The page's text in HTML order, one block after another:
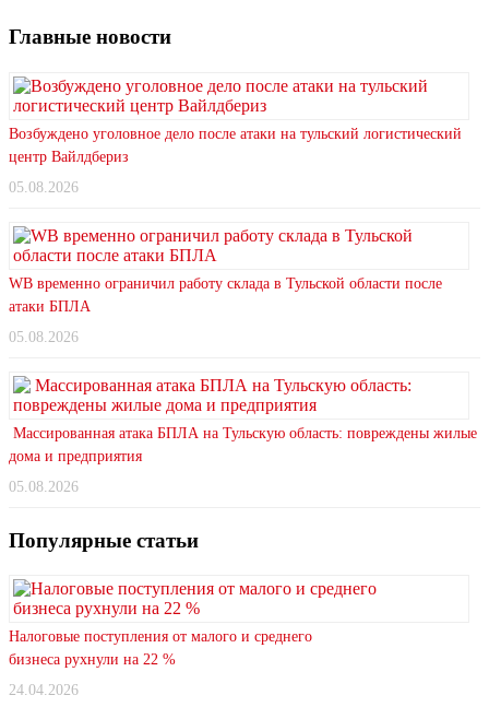
Главные новости
Возбуждено уголовное дело после атаки на тульский логистический
центр Вайлдбериз
05.08.2026
WB временно ограничил работу склада в Тульской области после
атаки БПЛА
05.08.2026
Массированная атака БПЛА на Тульскую область: повреждены жилые
дома и предприятия
05.08.2026
Популярные статьи
Налоговые поступления от малого и среднего
бизнеса рухнули на 22 %
24.04.2026